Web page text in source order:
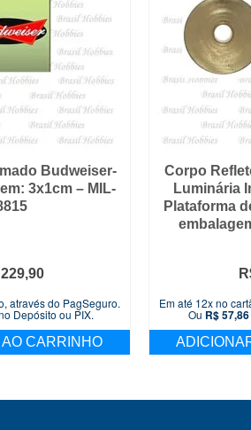
Budweiser-
3x1cm – MIL-
através do PagSeguro.
Depósito ou PIX.
CARRINHO
Corpo
Luminária
Plataforma
Em até 12x no
Ou R$57,86